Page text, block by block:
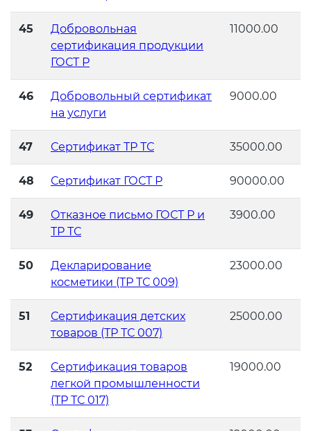
45
Добровольная
сертификация продукции
ГОСТ Р
11000.00
46
Добровольный сертификат
на услуги
9000.00
47 Сертификат ТР ТС 35000.00
48 Сертификат ГОСТ Р 90000.00
49
Отказное письмо ГОСТ Р и
ТР ТС
3900.00
50
Декларирование
косметики (ТР ТС 009)
23000.00
51
Сертификация детских
товаров (ТР ТС 007)
25000.00
52
Сертификация товаров
легкой промышленности
(ТР ТС 017)
19000.00